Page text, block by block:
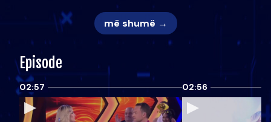
më shumë →
Episode
02:57 02:56